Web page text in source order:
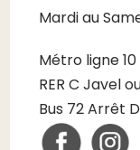
Mardi au
Métro ligne
RER C Javel
Bus 72 Arrêt